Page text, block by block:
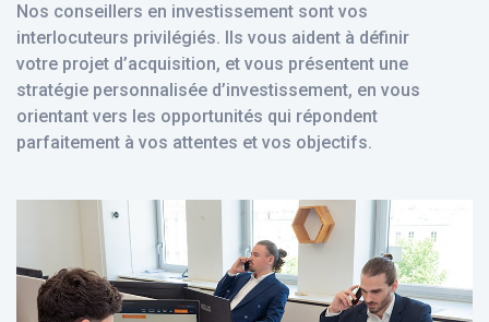
Nos conseillers en investissement sont vos
interlocuteurs privilégiés. Ils vous aident à définir
votre projet d’acquisition, et vous présentent une
stratégie personnalisée d’investissement, en vous
orientant vers les opportunités qui répondent
parfaitement à vos attentes et vos objectifs.